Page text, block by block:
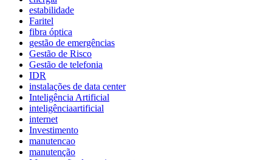
estabilidade
Faritel
fibra óptica
gestão de emergências
Gestão de Risco
Gestão de telefonia
IDR
instalações de data center
Inteligência Artificial
inteligênciaartificial
internet
Investimento
manutencao
manutenção